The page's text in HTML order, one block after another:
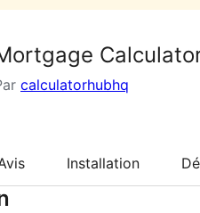
calculatorhubhq
Installation